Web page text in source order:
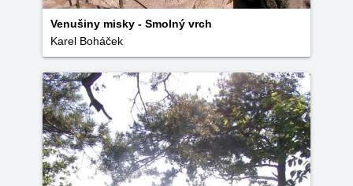
Venušiny misky - Smolný vrch
Karel Boháček